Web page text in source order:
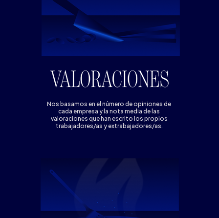
Nos basamos en el número de opiniones de
cada empresa y la nota media de las
valoraciones que han escrito los propios
trabajadores/as y extrabajadores/as.